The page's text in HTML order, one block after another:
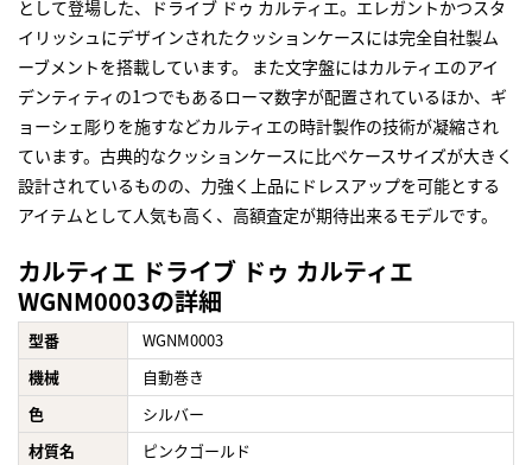
として登場した、ドライブ ドゥ カルティエ。エレガントかつスタ
イリッシュにデザインされたクッションケースには完全自社製ム
ーブメントを搭載しています。 また文字盤にはカルティエのアイ
デンティティの1つでもあるローマ数字が配置されているほか、ギ
ョーシェ彫りを施すなどカルティエの時計製作の技術が凝縮され
ています。古典的なクッションケースに比べケースサイズが大きく
設計されているものの、力強く上品にドレスアップを可能とする
アイテムとして人気も高く、高額査定が期待出来るモデルです。
カルティエ ドライブ ドゥ カルティエ
WGNM0003の詳細
型番
WGNM0003
機械
自動巻き
色
シルバー
材質名
ピンクゴールド